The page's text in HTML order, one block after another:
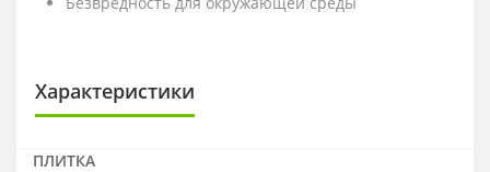
Характеристики
ПЛИТКА